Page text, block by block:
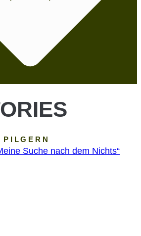
PILGERN